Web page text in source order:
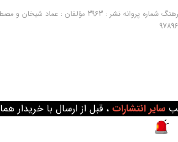
کتاب مفاهیم و نکات تحقیق در عملیات: ناشر : انتشارات کتابخانه فرهنگ شماره پروانه
سایر انتشارات ، قبل از ارسال با خریدار